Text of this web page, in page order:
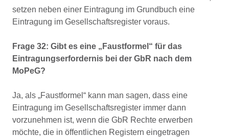
setzen neben einer Eintragung im Grundbuch eine
Eintragung im Gesellschaftsregister voraus.
Frage 32: Gibt es eine „Faustformel“ für das
Eintragungserfordernis bei der GbR nach dem
MoPeG?
Ja, als „Faustformel“ kann man sagen, dass eine
Eintragung im Gesellschaftsregister immer dann
vorzunehmen ist, wenn die GbR Rechte erwerben
möchte, die in öffentlichen Registern eingetragen